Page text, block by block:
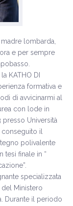
lombarda,
e per sempre
KATHO DI
formativa e
di avvicinarmi al
con lode in
Università
il
polivalente
tesi finale in “
specializzata
Ministero
Durante il periodo